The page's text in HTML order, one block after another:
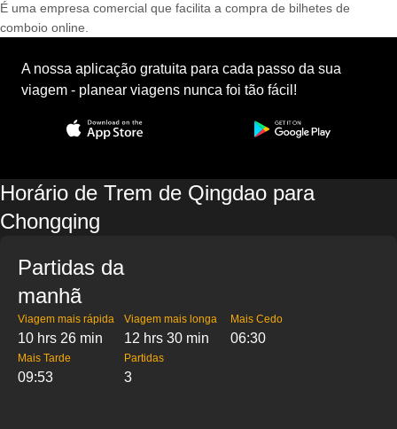
É uma empresa comercial que facilita a compra de bilhetes de
comboio online.
A nossa aplicação gratuita para cada passo da sua
viagem - planear viagens nunca foi tão fácil!
Horário de Trem de Qingdao para
Chongqing
Partidas da
manhã
Viagem mais rápida
10 hrs 26 min
Viagem mais longa
12 hrs 30 min
Mais Cedo
06:30
Mais Tarde
09:53
Partidas
3